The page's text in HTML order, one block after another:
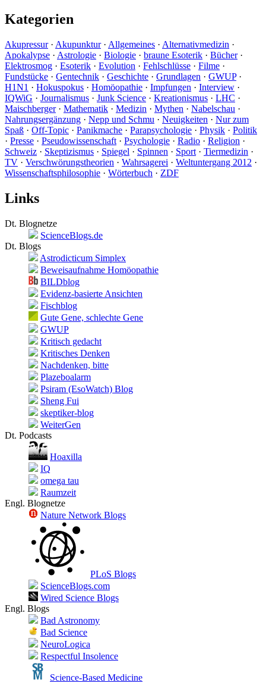
Kategorien
Akupressur· Akupunktur· Allgemeines · Alternativmedizin ·
Apokalypse · Astrologie · Biologie · braune Esoterik · Bücher·
Elektrosmog · Esoterik · Evolution · Fehlschlüsse · Filme ·
Fundstücke · Gentechnik · Geschichte · Grundlagen · GWUP·
H1N1 · Hokuspokus · Homöopathie · Impfungen · Interview ·
IQWiG · Journalismus · Junk Science · Kreationismus · LHC ·
Maischberger· Mathematik · Medizin · Mythen · Nabelschau ·
Nahrungsergänzung · Nepp und Schmu · Neuigkeiten · Nur zum
Spaß · Off-Topic · Panikmache · Parapsychologie · Physik · Politik
· Presse · Pseudowissenschaft · Psychologie · Radio · Religion ·
Schweiz · Skeptizismus · Spiegel · Spinnen · Sport · Tiermedizin ·
TV · Verschwörungstheorien · Wahrsagerei · Weltuntergang 2012 ·
Wissenschaftsphilosophie · Wörterbuch · ZDF
Links
Dt. Blognetze
ScienceBlogs.de
Dt. Blogs
Astrodicticum Simplex
Beweisaufnahme Homöopathie
BILDblog
Evidenz-basierte Ansichten
Fischblog
Gute Gene, schlechte Gene
GWUP
Kritisch gedacht
Kritisches Denken
Nachdenken, bitte
Plazeboalarm
Psiram (EsoWatch) Blog
Sheng Fui
skeptiker-blog
WeiterGen
Dt. Podcasts
Hoaxilla
IQ
omega tau
Raumzeit
Engl. Blognetze
Nature Network Blogs
PLoS Blogs
ScienceBlogs.com
Wired Science Blogs
Engl. Blogs
Bad Astronomy
Bad Science
NeuroLogica
Respectful Insolence
Science-Based Medicine